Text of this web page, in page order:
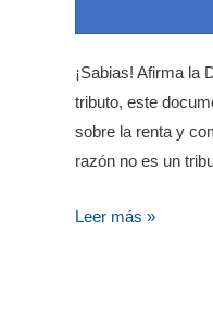
¡Sabias! Afirma la
tributo, este
sobre la renta y
razón no es un
Leer más »